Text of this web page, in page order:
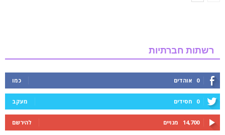
רשתות חברתיות
0 אוהדים כמו
0 חסידים מעקב
14,700 מנויים להירשם